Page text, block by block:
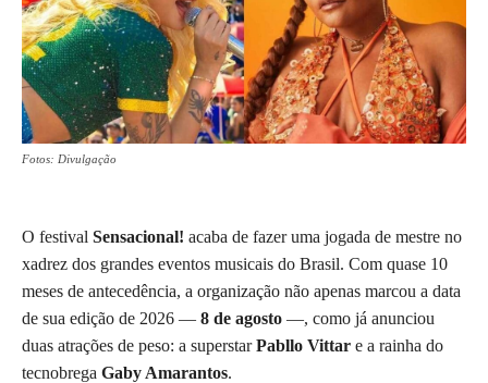
Fotos: Divulgação
O festival Sensacional! acaba de fazer uma jogada de mestre no
xadrez dos grandes eventos musicais do Brasil. Com quase 10
meses de antecedência, a organização não apenas marcou a data
de sua edição de 2026 — 8 de agosto —, como já anunciou
duas atrações de peso: a superstarPabllo Vittar e a rainha do
tecnobrega Gaby Amarantos.